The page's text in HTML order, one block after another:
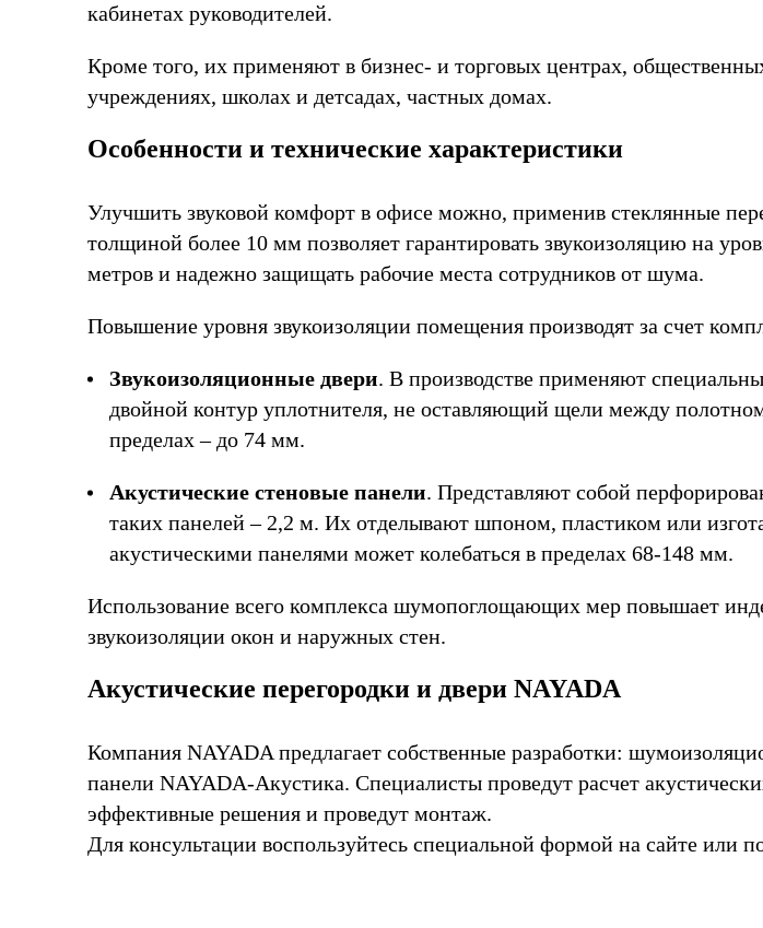
кабинетах руководителей.
Кроме того, их применяют в бизнес- и торговых центрах,
учреждениях, школах и детсадах, частных домах.
Особенности и технические характеристики
Улучшить звуковой комфорт в офисе можно, применив стеклянные
толщиной более 10 мм позволяет гарантировать звукоизоляцию на
метров и надежно защищать рабочие места сотрудников от шума.
Повышение уровня звукоизоляции помещения производят за счет
Звукоизоляционные двери. В производстве применяют
двойной контур уплотнителя, не оставляющий щели между
пределах – до 74 мм.
Акустические стеновые панели. Представляют собой
таких панелей – 2,2 м. Их отделывают шпоном, пластиком или
акустическими панелями может колебаться в пределах 68-148 мм.
Использование всего комплекса шумопоглощающих мер повышает
звукоизоляции окон и наружных стен.
Акустические перегородки и двери NAYADA
Компания NAYADA предлагает собственные разработки:
панели NAYADA-Акустика. Специалисты проведут расчет
эффективные решения и проведут монтаж.
Для консультации воспользуйтесь специальной формой на сайте или